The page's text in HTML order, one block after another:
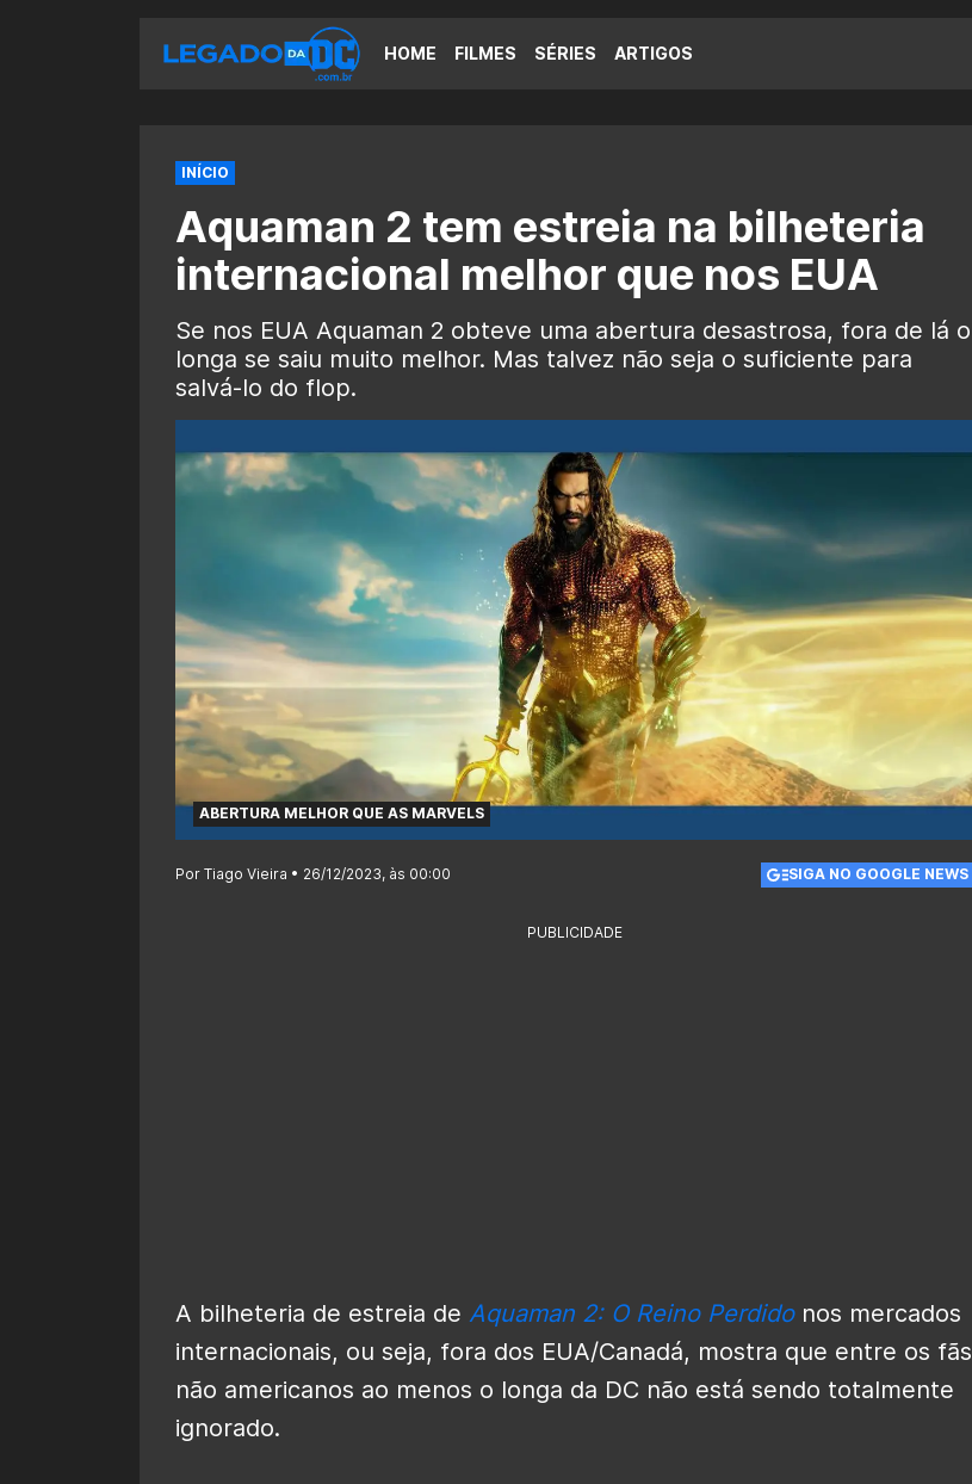
HOME FILMES SÉRIES ARTIGOS
INÍCIO
Aquaman 2 tem estreia na bilheteria
internacional melhor que nos EUA
Se nos EUA Aquaman 2 obteve uma abertura desastrosa, fora de lá o
longa se saiu muito melhor. Mas talvez não seja o suficiente para
salvá-lo do flop.
ABERTURA MELHOR QUE AS MARVELS
Por Tiago Vieira • 26/12/2023, às 00:00 SIGA NO GOOGLE NEWS
PUBLICIDADE
A bilheteria de estreia de Aquaman 2: O Reino Perdidonos mercados
internacionais, ou seja, fora dos EUA/Canadá, mostra que entre os fãs
não americanos ao menos o longa da DC não está sendo totalmente
ignorado.